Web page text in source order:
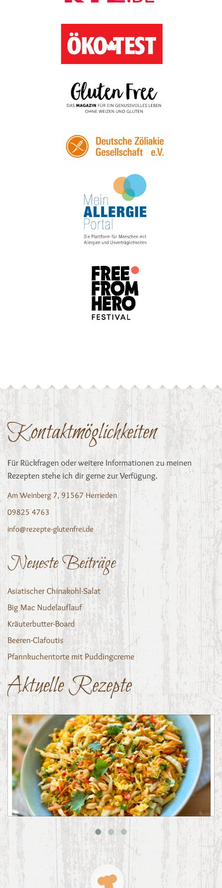
Kontaktmöglichkeiten
Für Rückfragen oder weitere Informationen zu meinen
Rezepten stehe ich dir gerne zur Verfügung.
Am Weinberg 7, 91567 Herrieden
09825 4763
info@rezepte-glutenfrei.de
Neueste Beiträge
Asiatischer Chinakohl-Salat
Big Mac Nudelauflauf
Kräuterbutter-Board
Beeren-Clafoutis
Pfannkuchentorte mit Puddingcreme
Aktuelle Rezepte
Asiatischer Chinakohl-Salat